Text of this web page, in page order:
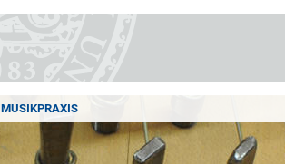
MUSIKPRAXIS